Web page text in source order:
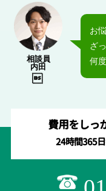
相談員
内田

お
ざ
何
費用をしっ
24時間365